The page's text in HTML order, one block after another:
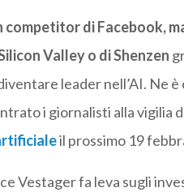
competitor di Facebook,
Valley o di Shenzen
leader nell’AI. Ne è
i giornalisti alla vigilia
il prossimo 19
Vestager fa leva sugli